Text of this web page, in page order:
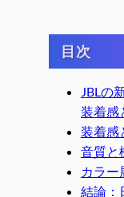
目次
JBLの
装着感
装着感
音質と
カラー
結論：